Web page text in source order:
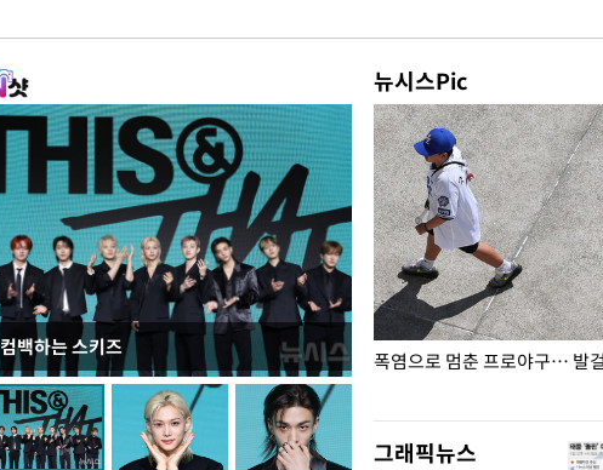
컴백하는 스키즈
뉴시스Pic
입추 하루 앞둔 전남광주… 열화상 카메라에 담긴
폭염
폭염으로 멈춘 프로야구… 발
그래픽뉴스